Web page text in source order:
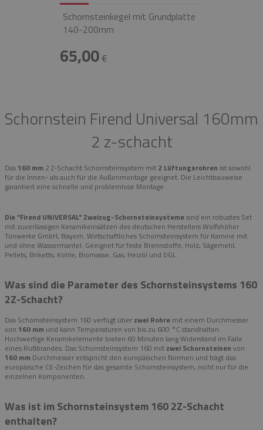
Schornsteinkegel mit Grundplatte
140-200mm
65,00€
Schornstein Firend Universal 160mm
2 z-schacht
Das 160 mm 2 Z-Schacht Schornsteinsystem mit 2 Lüftungsrohren ist sowohl
für die Innen- als auch für die Außenmontage geeignet. Die Leichtbauweise
garantiert eine schnelle und problemlose Montage.
Die "Firend UNIVERSAL" Zweizug-Schornsteinsystemesind ein robustes Set
mit zuverlässigen Keramikeinsätzen des deutschen Herstellers Wolfshöher
Tonwerke GmbH, Bayern. Wirtschaftliches Schornsteinsystem für Kamine mit
und ohne Wassermantel. Geeignet für feste Brennstoffe, Holz, Sägemehl,
Pellets, Briketts, Kohle, Biomasse, Gas, Heizöl und DGL.
Was sind die Parameter des Schornsteinsystems 160
2Z-Schacht?
Das Schornsteinsystem 160 verfügt über zwei Rohre mit einem Durchmesser
von 160 mm und kann Temperaturen von bis zu 600 °C standhalten.
Hochwertige Keramikelemente bieten 60 Minuten lang Widerstand im Falle
eines Rußbrandes. Das Schornsteinsystem 160 mit zwei Schornsteinen von
160 mm Durchmesser entspricht den europäischen Normen und trägt das
europäische CE-Zeichen für das gesamte Schornsteinsystem, nicht nur für die
einzelnen Komponenten.
Was ist im Schornsteinsystem 160 2Z-Schacht
enthalten?